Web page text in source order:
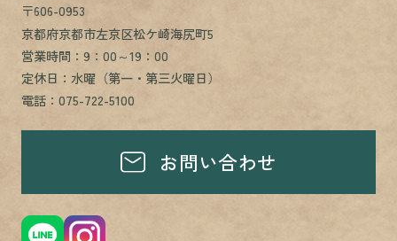
〒606-0953
京都府京都市左京区松ケ崎海尻町5
営業時間：9：00～19：00
定休日：水曜（第一・第三火曜日）
電話：075-722-5100
お問い合わせ